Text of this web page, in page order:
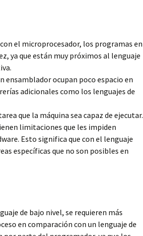
el microprocesador, los programas en
ya que están muy próximos al lenguaje
ensamblador ocupan poco espacio en
adicionales como los lenguajes de
que la máquina sea capaz de ejecutar.
limitaciones que les impiden
Esto significa que con el lenguaje
específicas que no son posibles en
de bajo nivel, se requieren más
en comparación con un lenguaje de